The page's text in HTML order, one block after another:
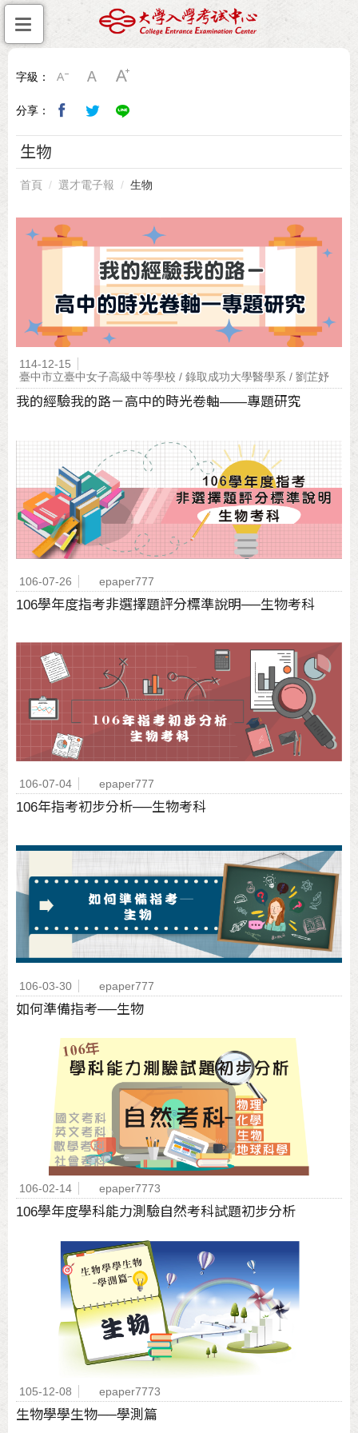
字級：
分享：
生物
首頁 選才電子報 生物
114-12-15
臺中市立臺中女子高級中等學校 / 錄取成功大學醫學系 / 劉芷妤
我的經驗我的路－高中的時光卷軸——專題研究
106-07-26 epaper777
106學年度指考非選擇題評分標準說明──生物考科
106-07-04 epaper777
106年指考初步分析──生物考科
106-03-30 epaper777
如何準備指考──生物
106-02-14 epaper7773
106學年度學科能力測驗自然考科試題初步分析
105-12-08 epaper7773
生物學學生物──學測篇